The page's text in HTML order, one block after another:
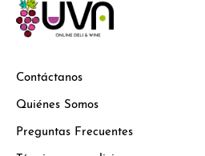
Contáctanos
Quiénes Somos
Preguntas Frecuentes